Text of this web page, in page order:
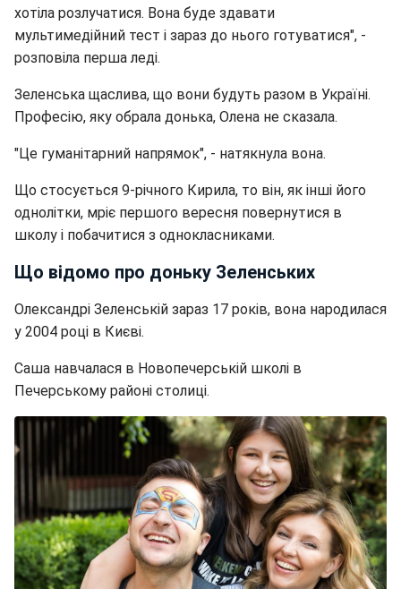
хотіла розлучатися. Вона буде здавати
мультимедійний тест і зараз до нього готуватися", -
розповіла перша леді.
Зеленська щаслива, що вони будуть разом в Україні.
Професію, яку обрала донька, Олена не сказала.
"Це гуманітарний напрямок", - натякнула вона.
Що стосується 9-річного Кирила, то він, як інші його
однолітки, мріє першого вересня повернутися в
школу і побачитися з однокласниками.
Що відомо про доньку Зеленських
Олександрі Зеленській зараз 17 років, вона народилася
у 2004 році в Києві.
Саша навчалася в Новопечерській школі в
Печерському районі столиці.